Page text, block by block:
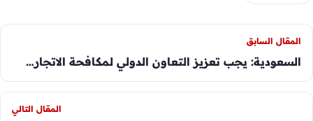
المقال السابق
السعودية: يجب تعزيز التعاون الدولي لمكافحة الاتجار…
المقال التالي